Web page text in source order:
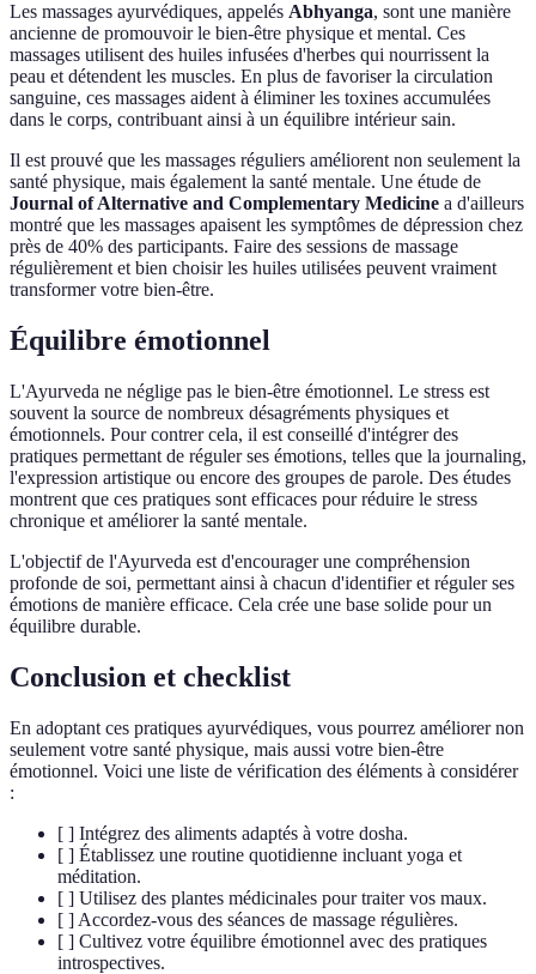
Les massages ayurvédiques, appelés Abhyanga, sont une manière
ancienne de promouvoir le bien-être physique et mental. Ces
massages utilisent des huiles infusées d'herbes qui nourrissent la
peau et détendent les muscles. En plus de favoriser la circulation
sanguine, ces massages aident à éliminer les toxines accumulées
dans le corps, contribuant ainsi à un équilibre intérieur sain.
Il est prouvé que les massages réguliers améliorent non seulement la
santé physique, mais également la santé mentale. Une étude de
Journal of Alternative and Complementary Medicine a d'ailleurs
montré que les massages apaisent les symptômes de dépression chez
près de 40% des participants. Faire des sessions de massage
régulièrement et bien choisir les huiles utilisées peuvent vraiment
transformer votre bien-être.
Équilibre émotionnel
L'Ayurveda ne néglige pas le bien-être émotionnel. Le stress est
souvent la source de nombreux désagréments physiques et
émotionnels. Pour contrer cela, il est conseillé d'intégrer des
pratiques permettant de réguler ses émotions, telles que la journaling,
l'expression artistique ou encore des groupes de parole. Des études
montrent que ces pratiques sont efficaces pour réduire le stress
chronique et améliorer la santé mentale.
L'objectif de l'Ayurveda est d'encourager une compréhension
profonde de soi, permettant ainsi à chacun d'identifier et réguler ses
émotions de manière efficace. Cela crée une base solide pour un
équilibre durable.
Conclusion et checklist
En adoptant ces pratiques ayurvédiques, vous pourrez améliorer non
seulement votre santé physique, mais aussi votre bien-être
émotionnel. Voici une liste de vérification des éléments à considérer
:
[ ] Intégrez des aliments adaptés à votre dosha.
[ ] Établissez une routine quotidienne incluant yoga et
méditation.
[ ] Utilisez des plantes médicinales pour traiter vos maux.
[ ] Accordez-vous des séances de massage régulières.
[ ] Cultivez votre équilibre émotionnel avec des pratiques
introspectives.